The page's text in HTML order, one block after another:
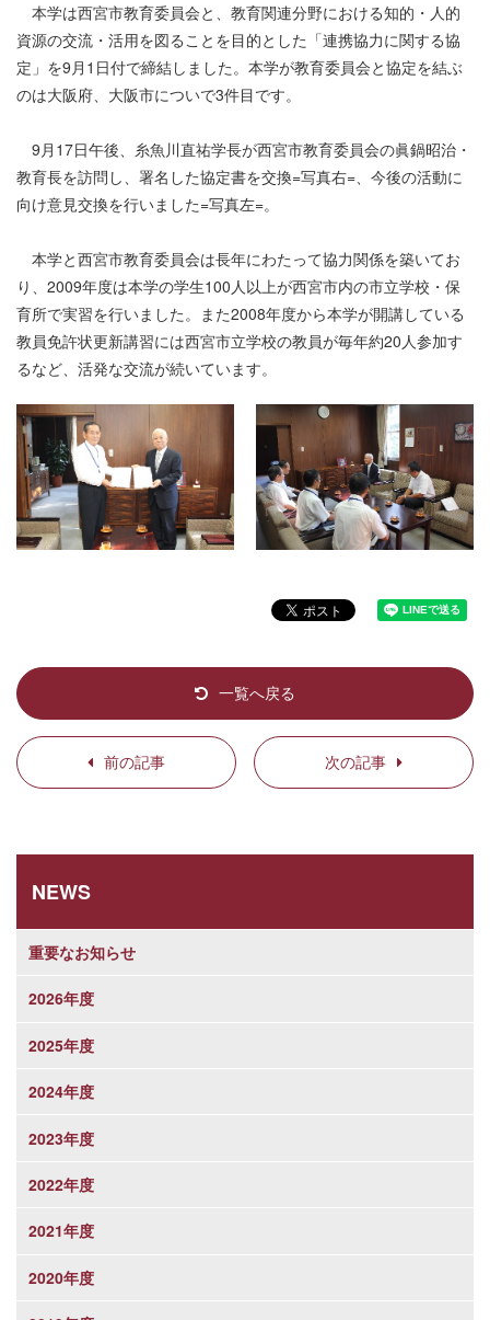
本学は西宮市教育委員会と、教育関連分野における知的・人的
資源の交流・活用を図ることを目的とした「連携協力に関する協
定」を9月1日付で締結しました。本学が教育委員会と協定を結ぶ
のは大阪府、大阪市についで3件目です。
9月17日午後、糸魚川直祐学長が西宮市教育委員会の眞鍋昭治・
教育長を訪問し、署名した協定書を交換=写真右=、今後の活動に
向け意見交換を行いました=写真左=。
本学と西宮市教育委員会は長年にわたって協力関係を築いてお
り、2009年度は本学の学生100人以上が西宮市内の市立学校・保
育所で実習を行いました。また2008年度から本学が開講している
教員免許状更新講習には西宮市立学校の教員が毎年約20人参加す
るなど、活発な交流が続いています。
前の記事
一覧へ戻る
次の記事
NEWS
重要なお知らせ
2026年度
2025年度
2024年度
2023年度
2022年度
2021年度
2020年度